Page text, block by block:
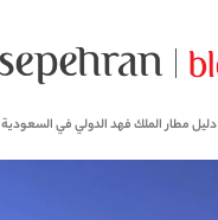
دليل مطار الملك فهد الدولي في السعودية